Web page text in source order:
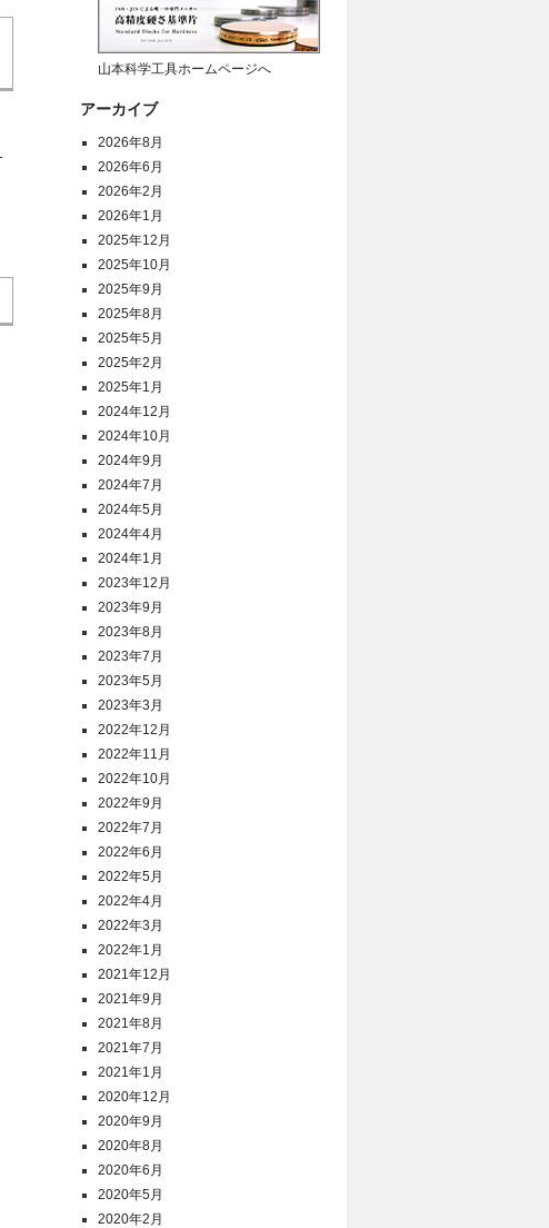
山本科学工具ホームページへ
アーカイブ
2026年8月
2026年6月
2026年2月
2026年1月
2025年12月
2025年10月
2025年9月
2025年8月
2025年5月
2025年2月
2025年1月
2024年12月
2024年10月
2024年9月
2024年7月
2024年5月
2024年4月
2024年1月
2023年12月
2023年9月
2023年8月
2023年7月
2023年5月
2023年3月
2022年12月
2022年11月
2022年10月
2022年9月
2022年7月
2022年6月
2022年5月
2022年4月
2022年3月
2022年1月
2021年12月
2021年9月
2021年8月
2021年7月
2021年1月
2020年12月
2020年9月
2020年8月
2020年6月
2020年5月
2020年2月